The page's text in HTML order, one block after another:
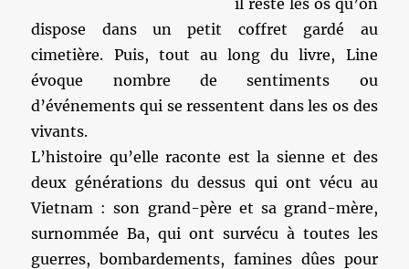
il reste les os qu’on
dispose dans un petit coffret gardé au
cimetière. Puis, tout au long du livre, Line
évoque nombre de sentiments ou
d’événements qui se ressentent dans les os des
vivants.
L’histoire qu’elle raconte est la sienne et des
deux générations du dessus qui ont vécu au
Vietnam : son grand-père et sa grand-mère,
surnommée Ba, qui ont survécu à toutes les
guerres, bombardements, famines dûes pour